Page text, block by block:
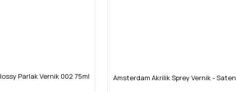
Parlak Vernik 002 75ml Amsterdam Akrilik Sprey Vernik - Saten